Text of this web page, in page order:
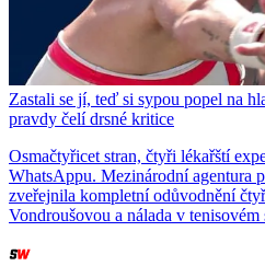
Zastali se jí, teď si sypou popel na
pravdy čelí drsné kritice
Osmačtyřicet stran, čtyři lékařští
WhatsAppu. Mezinárodní agentura
zveřejnila kompletní odůvodnění
Vondroušovou a nálada v